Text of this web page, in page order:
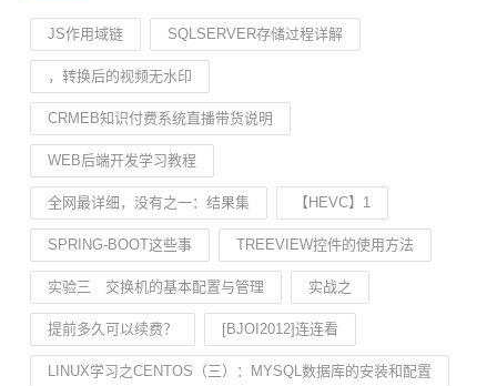
JS作用域链 SQLSERVER存储过程详解
，转换后的视频无水印
CRMEB知识付费系统直播带货说明
WEB后端开发学习教程
全网最详细，没有之一：结果集 【HEVC】1
SPRING-BOOT这些事 TREEVIEW控件的使用方法
实验三 交换机的基本配置与管理 实战之
提前多久可以续费？ [BJOI2012]连连看
LINUX学习之CENTOS（三）：MYSQL数据库的安装和配置